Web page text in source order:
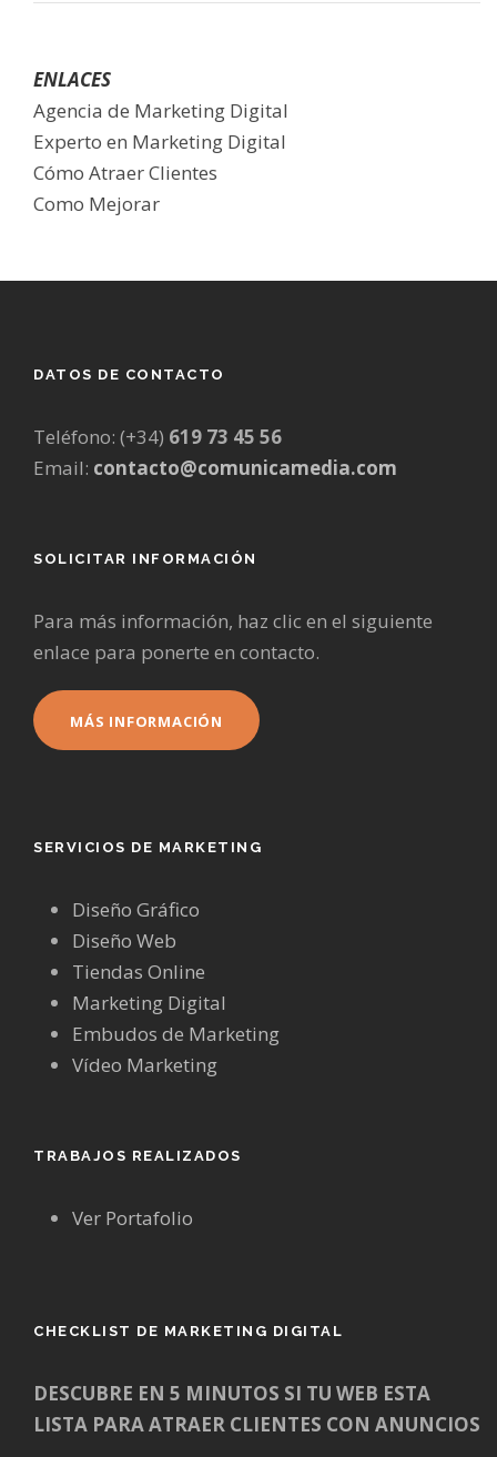
ENLACES
Agencia de Marketing Digital
Experto en Marketing Digital
Cómo Atraer Clientes
Como Mejorar
DATOS DE CONTACTO
Teléfono: (+34) 619 73 45 56
Email: contacto@comunicamedia.com
SOLICITAR INFORMACIÓN
Para más información, haz clic en el siguiente
enlace para ponerte en contacto.
MÁS INFORMACIÓN
SERVICIOS DE MARKETING
Diseño Gráfico
Diseño Web
Tiendas Online
Marketing Digital
Embudos de Marketing
Vídeo Marketing
TRABAJOS REALIZADOS
Ver Portafolio
CHECKLIST DE MARKETING DIGITAL
DESCUBRE EN 5 MINUTOS SI TU WEB ESTA
LISTA PARA ATRAER CLIENTES CON ANUNCIOS